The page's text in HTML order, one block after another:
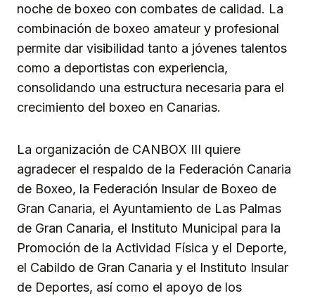
noche de boxeo con combates de calidad. La
combinación de boxeo amateur y profesional
permite dar visibilidad tanto a jóvenes talentos
como a deportistas con experiencia,
consolidando una estructura necesaria para el
crecimiento del boxeo en Canarias.
La organización de CANBOX III quiere
agradecer el respaldo de la Federación Canaria
de Boxeo, la Federación Insular de Boxeo de
Gran Canaria, el Ayuntamiento de Las Palmas
de Gran Canaria, el Instituto Municipal para la
Promoción de la Actividad Física y el Deporte,
el Cabildo de Gran Canaria y el Instituto Insular
de Deportes, así como el apoyo de los